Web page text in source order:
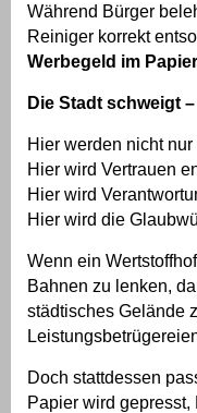
Während Bürger
Reiniger korrekt
Werbegeld im
Die Stadt schweigt
Hier werden nicht
Hier wird Vertrauen
Hier wird
Hier wird die
Wenn ein
Bahnen zu lenken,
städtisches Gelände
Doch stattdessen
Papier wird